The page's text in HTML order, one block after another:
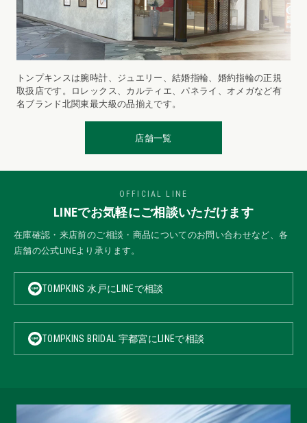
トンプキンスは腕時計、ジュエリー、結婚指輪、婚約指輪の正規
取扱店です。ロレックス、カルティエ、パネライ、オメガなど有
名ブランド北関東最大級の品揃えです。
店舗一覧
OFFICIAL LINE
LINEでお気軽にご相談いただけます
在庫確認・来店前のご相談・商品についてのお問い合わせなど、各
店舗の公式LINEより承ります。
TOMPKINS 水戸にLINEで相談
TOMPKINS BRIDAL 宇都宮にLINEで相談